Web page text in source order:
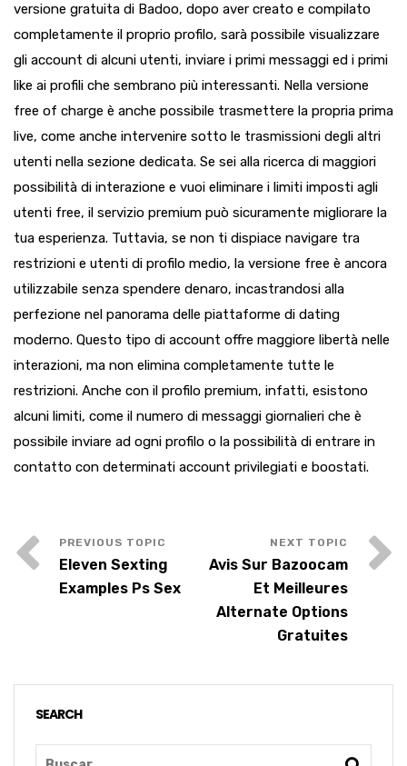
versione gratuita di Badoo, dopo aver creato e compilato
completamente il proprio profilo, sarà possibile visualizzare
gli account di alcuni utenti, inviare i primi messaggi ed i primi
like ai profili che sembrano più interessanti. Nella versione
free of charge è anche possibile trasmettere la propria prima
live, come anche intervenire sotto le trasmissioni degli altri
utenti nella sezione dedicata. Se sei alla ricerca di maggiori
possibilità di interazione e vuoi eliminare i limiti imposti agli
utenti free, il servizio premium può sicuramente migliorare la
tua esperienza. Tuttavia, se non ti dispiace navigare tra
restrizioni e utenti di profilo medio, la versione free è ancora
utilizzabile senza spendere denaro, incastrandosi alla
perfezione nel panorama delle piattaforme di dating
moderno. Questo tipo di account offre maggiore libertà nelle
interazioni, ma non elimina completamente tutte le
restrizioni. Anche con il profilo premium, infatti, esistono
alcuni limiti, come il numero di messaggi giornalieri che è
possibile inviare ad ogni profilo o la possibilità di entrare in
contatto con determinati account privilegiati e boostati.
Eleven Sexting
Examples Ps Sex
Avis Sur Bazoocam
Et Meilleures
Alternate Options
Gratuites
SEARCH